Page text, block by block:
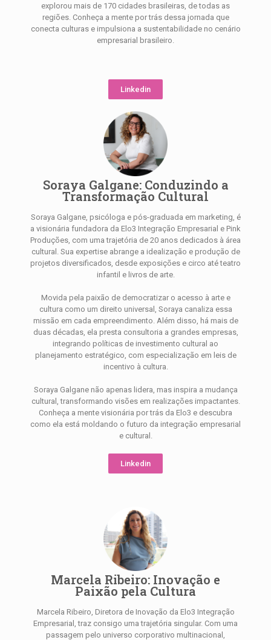
explorou mais de 170 cidades brasileiras, de todas as
regiões. Conheça a mente por trás dessa jornada que
conecta culturas e impulsiona a sustentabilidade no cenário
empresarial brasileiro.
Linkedin
Soraya Galgane: Conduzindo a
Transformação Cultural
Soraya Galgane, psicóloga e pós-graduada em marketing, é
a visionária fundadora da Elo3 Integração Empresarial e Pink
Produções, com uma trajetória de 20 anos dedicados à área
cultural. Sua expertise abrange a idealização e produção de
projetos diversificados, desde exposições e circo até teatro
infantil e livros de arte.
Movida pela paixão de democratizar o acesso à arte e
cultura como um direito universal, Soraya canaliza essa
missão em cada empreendimento. Além disso, há mais de
duas décadas, ela presta consultoria a grandes empresas,
integrando políticas de investimento cultural ao
planejamento estratégico, com especialização em leis de
incentivo à cultura.
Soraya Galgane não apenas lidera, mas inspira a mudança
cultural, transformando visões em realizações impactantes.
Conheça a mente visionária por trás da Elo3 e descubra
como ela está moldando o futuro da integração empresarial
e cultural.
Linkedin
Marcela Ribeiro: Inovação e
Paixão pela Cultura
Marcela Ribeiro, Diretora de Inovação da Elo3 Integração
Empresarial, traz consigo uma trajetória singular. Com uma
passagem pelo universo corporativo multinacional,